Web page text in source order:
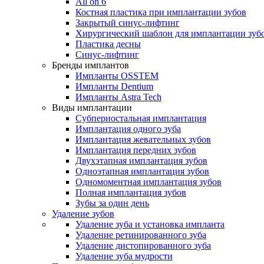
Костная пластика при имплантации зубов
Закрытый синус-лифтинг
Хирургический шаблон для имплантации
Пластика десны
Синус-лифтинг
Бренды имплантов
Импланты OSSTEM
Импланты Dentium
Импланты Astra Tech
Виды имплантации
Субпериостальная имплантация
Имплантация одного зуба
Имплантация жевательных зубов
Имплантация передних зубов
Двухэтапная имплантация зубов
Одноэтапная имплантация зубов
Одномоментная имплантация зубов
Полная имплантация зубов
Зубы за один день
Удаление зубов
Удаление зуба и установка импланта
Удаление ретинированного зуба
Удаление дистопированного зуба
Удаление зуба мудрости